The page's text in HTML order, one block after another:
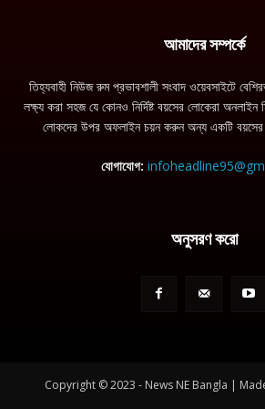
আমাদের সম্পর্কে
তিহ্যবাহী নিউজ রুম প্রভাবশালী সংবাদ ওয়েবসাইটে
লক্ষ্য করা সহজ যে কোনও নির্দিষ্ট বয়সের লোকেরা অনলাইন
লোকদের উপর অফলাইন চয়ন করুন অন্য একটি বয়সের
যোগাযোগ:
অনুসরণ করো
Copyright © 2023 - News NE Bangla |